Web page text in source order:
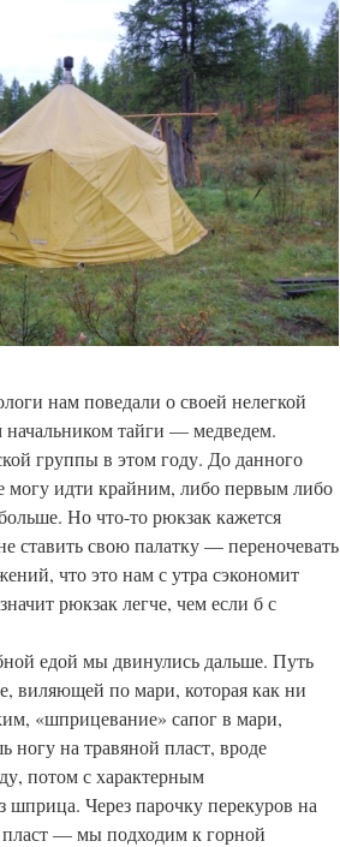
нам поведали о своей нелегкой
начальником тайги — медведем.
группы в этом году. До данного
могу идти крайним, либо первым либо
Но что-то рюкзак кажется
ставить свою палатку — переночевать
что это нам с утра сэкономит
рюкзак легче, чем если б с
едой мы двинулись дальше. Путь
виляющей по мари, которая как ни
«шприцевание» сапог в мари,
на травяной пласт, вроде
потом с характерным
Через парочку перекуров на
пласт — мы подходим к горной